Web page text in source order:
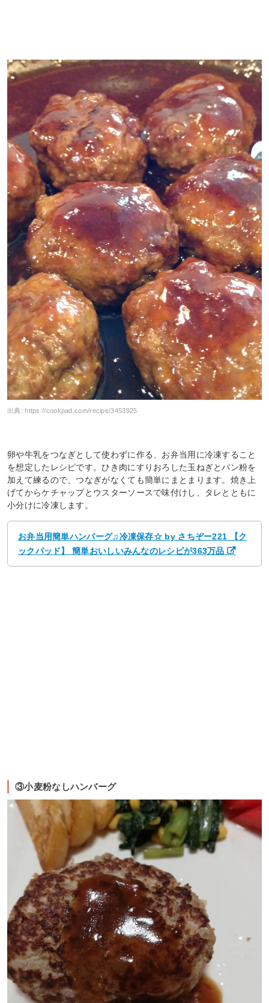
出典: https://cookpad.com/recipe/3453925
卵や牛乳をつなぎとして使わずに作る、お弁当用に冷凍すること
を想定したレシピです。ひき肉にすりおろした玉ねぎとパン粉を
加えて練るので、つなぎがなくても簡単にまとまります。焼き上
げてからケチャップとウスターソースで味付けし、タレとともに
小分けに冷凍します。
お弁当用簡単ハンバーグ♫冷凍保存☆ by さちぞー221 【ク
ックパッド】 簡単おいしいみんなのレシピが363万品
③小麦粉なしハンバーグ